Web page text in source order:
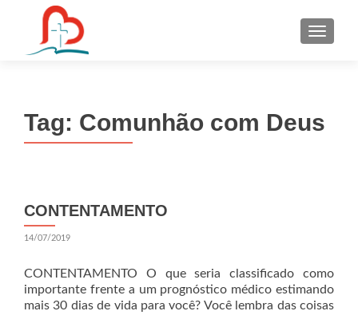
Tag: Comunhão com Deus
CONTENTAMENTO
14/07/2019
CONTENTAMENTO O que seria classificado como
importante frente a um prognóstico médico estimando
mais 30 dias de vida para você? Você lembra das coisas